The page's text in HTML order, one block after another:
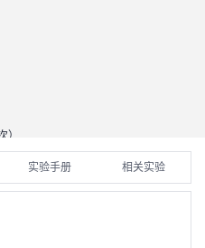
）
脑端开始实验。
实验手册 相关实验